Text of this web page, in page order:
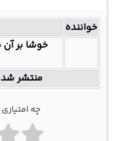
خواننده
خوشا بر آن
منتشر
چه